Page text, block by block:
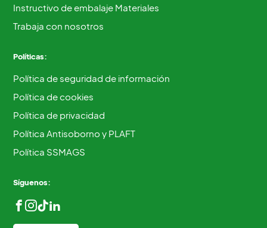
Instructivo de embalaje Materiales
Trabaja con nosotros
Políticas:
Política de seguridad de información
Política de cookies
Política de privacidad
Política Antisoborno y PLAFT
Política SSMAGS
Síguenos: